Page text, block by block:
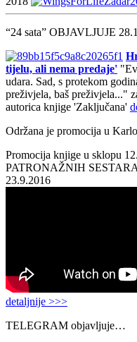
“24 sata” OBJAVLJUJE
tijelu, ali nema predaje'
udara. Sad, s protekom
preživjela, baš preživjela..."
autorica knjige 'Zaključana'
Održana je promocija u
Promocija knjige u sklopu
PATRONAŽNIH
23.9.2016
detaljnije >>>
TELEGRAM objavljuje…